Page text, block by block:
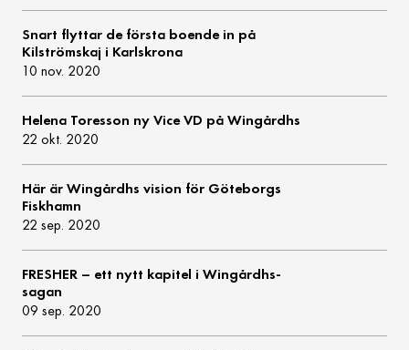
Snart flyttar de första boende in på
Kilströmskaj i Karlskrona
10 nov. 2020
Helena Toresson ny Vice VD på Wingårdhs
22 okt. 2020
Här är Wingårdhs vision för Göteborgs
Fiskhamn
22 sep. 2020
FRESHER – ett nytt kapitel i Wingårdhs-
sagan
09 sep. 2020